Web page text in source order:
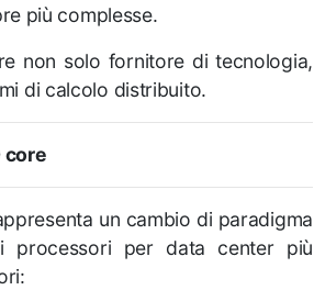
più complesse.
non solo fornitore di tecnologia,
di calcolo distribuito.
core
un cambio di paradigma
processori per data center più